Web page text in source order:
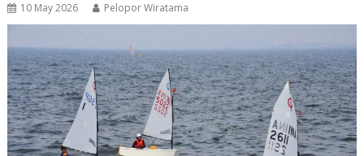
10 May 2026 Pelopor Wiratama